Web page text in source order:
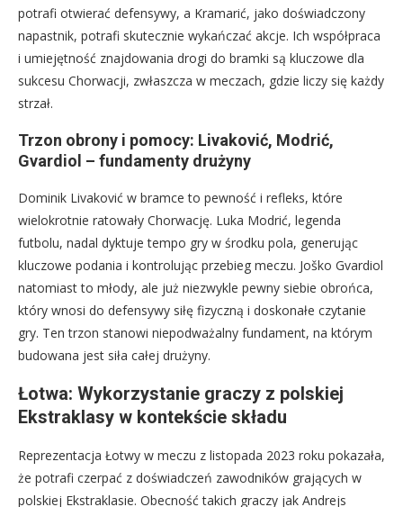
potrafi otwierać defensywy, a Kramarić, jako doświadczony
napastnik, potrafi skutecznie wykańczać akcje. Ich współpraca
i umiejętność znajdowania drogi do bramki są kluczowe dla
sukcesu Chorwacji, zwłaszcza w meczach, gdzie liczy się każdy
strzał.
Trzon obrony i pomocy: Livaković, Modrić,
Gvardiol – fundamenty drużyny
Dominik Livaković w bramce to pewność i refleks, które
wielokrotnie ratowały Chorwację. Luka Modrić, legenda
futbolu, nadal dyktuje tempo gry w środku pola, generując
kluczowe podania i kontrolując przebieg meczu. Joško Gvardiol
natomiast to młody, ale już niezwykle pewny siebie obrońca,
który wnosi do defensywy siłę fizyczną i doskonałe czytanie
gry. Ten trzon stanowi niepodważalny fundament, na którym
budowana jest siła całej drużyny.
Łotwa: Wykorzystanie graczy z polskiej
Ekstraklasy w kontekście składu
Reprezentacja Łotwy w meczu z listopada 2023 roku pokazała,
że potrafi czerpać z doświadczeń zawodników grających w
polskiej Ekstraklasie. Obecność takich graczy jak Andrejs